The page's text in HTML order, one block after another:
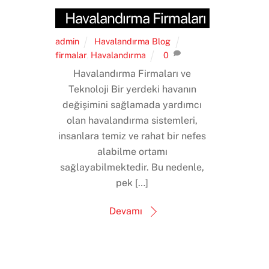
Havalandırma Firmaları
admin
Havalandırma Blog
firmalar, Havalandırma 0
Havalandırma Firmaları ve
Teknoloji Bir yerdeki havanın
değişimini sağlamada yardımcı
olan havalandırma sistemleri,
insanlara temiz ve rahat bir nefes
alabilme ortamı
sağlayabilmektedir. Bu nedenle,
pek […]
Devamı